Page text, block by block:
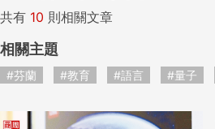
共有 10 則相關文章
相關主題
#芬蘭 #教育 #語言 #量子